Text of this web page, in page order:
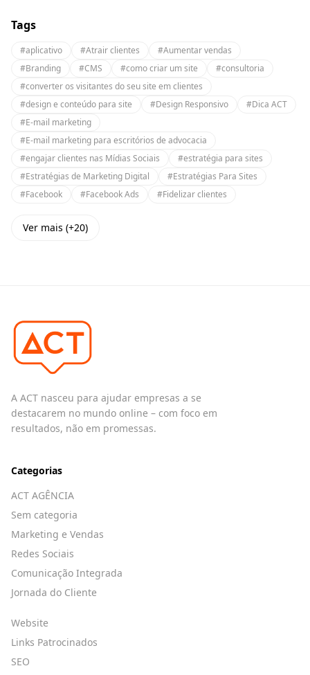
Tags
#aplicativo #Atrair clientes
#Aumentar vendas
#Branding
#CMS #como criar um site
#consultoria
#converter os visitantes do seu site em clientes
#design e conteúdo para site
#Design Responsivo
#Dica ACT
#E-mail marketing
#E-mail marketing para escritórios de advocacia
#engajar clientes nas Mídias Sociais
#estratégia para sites
#Estratégias de Marketing Digital
#Estratégias Para Sites
#Facebook
#Facebook Ads #Fidelizar clientes
Ver mais (+20)
A ACT nasceu para ajudar empresas a se
destacarem no mundo online – com foco em
resultados, não em promessas.
Categorias
ACT AGÊNCIA
Sem categoria
Marketing e Vendas
Redes Sociais
Comunicação Integrada
Jornada do Cliente
Website
Links Patrocinados
SEO